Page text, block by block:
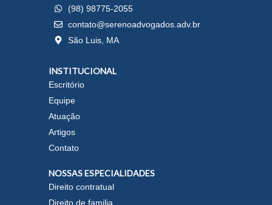
(98) 98775-2055
contato@serenoadvogados.adv.br
São Luis, MA
INSTITUCIONAL
Escritório
Equipe
Atuação
Artigos
Contato
NOSSAS ESPECIALIDADES
Direito contratual
Direito de familia